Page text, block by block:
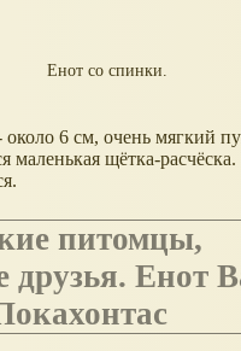
Енот со спинки.
около 6 см, очень мягкий
маленькая щётка-
Енот